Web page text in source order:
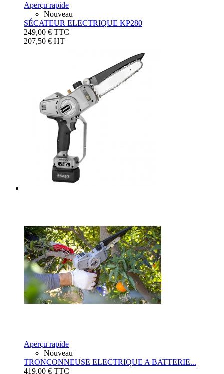
Aperçu rapide
Nouveau
SÉCATEUR ELECTRIQUE KP280
249,00 € TTC
207,50 € HT
Aperçu rapide
Nouveau
TRONCONNEUSE ELECTRIQUE A BATTERIE...
419,00 € TTC